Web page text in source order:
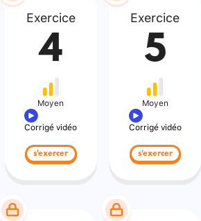
Exercice
4
Moyen
Corrigé vidéo
s'exercer
Exercice
5
Moyen
Corrigé vidéo
s'exercer